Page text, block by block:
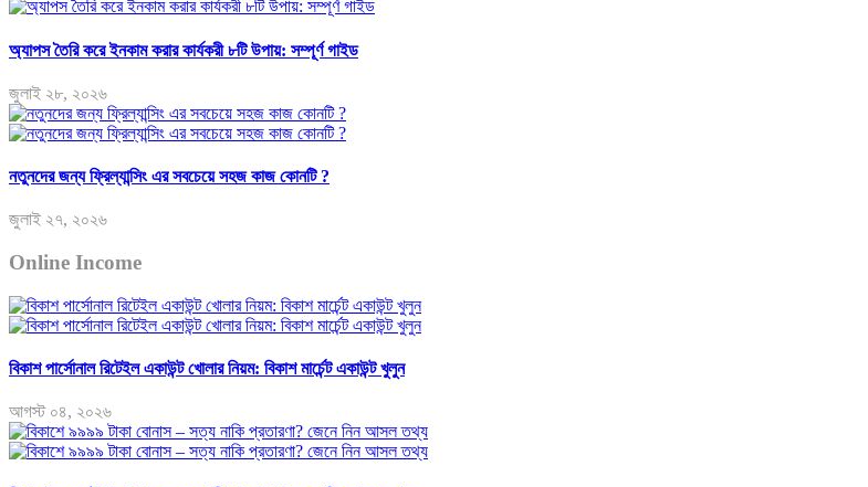
অ্যাপস তৈরি করে ইনকাম করার কার্যকরী ৮টি উপায়: সম্পূর্ণ গাইড
জুলাই ২৮, ২০২৬
নতুনদের জন্য ফ্রিল্যান্সিং এর সবচেয়ে সহজ কাজ কোনটি ?
জুলাই ২৭, ২০২৬
Online Income
বিকাশ পার্সোনাল রিটেইল একাউন্ট খোলার নিয়ম: বিকাশ মার্চেন্ট একাউন্ট খুলুন
আগস্ট ০৪, ২০২৬